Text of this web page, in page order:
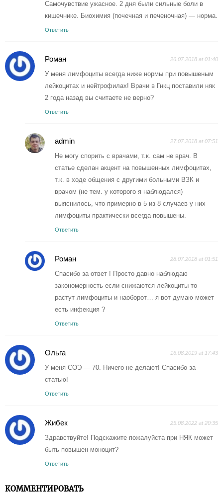
Самочувствие ужасное. 2 дня были сильные боли в
кишечнике. Биохимия (почечная и печеночная) — норма.
Ответить
Роман 26.07.2018 at 01:40
У меня лимфоциты всегда ниже нормы при повышеным
лейкоцитах и нейтрофилах! Врачи в Гнкц поставили няк
2 года назад вы считаете не верно?
Ответить
admin 27.07.2018 at 07:51
Не могу спорить с врачами, т.к. сам не врач. В
статье сделан акцент на повышенных лимфоцитах,
т.к. в ходе общения с другими больными ВЗК и
врачом (не тем. у которого я наблюдался)
выяснилось, что примерно в 5 из 8 случаев у них
лимфоциты практически всегда повышены.
Ответить
Роман 28.07.2018 at 01:51
Спасибо за ответ ! Просто давно наблюдаю
закономерность если снижаются лейкоциты то
растут лимфоциты и наоборот… я вот думаю может
есть инфекция ?
Ответить
Ольга 16.08.2019 at 17:43
У меня СОЭ — 70. Ничего не делают! Спасибо за
статью!
Ответить
Жибек 25.08.2022 at 20:35
Здравствуйте! Подскажите пожалуйста при НЯК может
быть повышен моноцит?
Ответить
КОММЕНТИРОВАТЬ